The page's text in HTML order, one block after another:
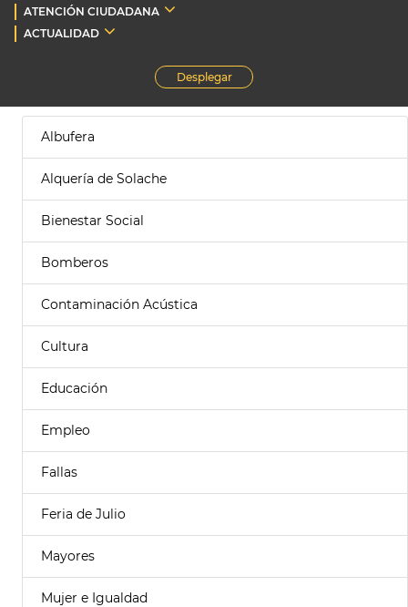
ATENCIÓN CIUDADANA
ACTUALIDAD
Desplegar
Albufera
Alquería de Solache
Bienestar Social
Bomberos
Contaminación Acústica
Cultura
Educación
Empleo
Fallas
Feria de Julio
Mayores
Mujer e Igualdad